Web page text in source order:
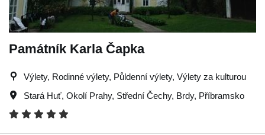
Památník Karla Čapka
Výlety, Rodinné výlety, Půldenní výlety, Výlety za kulturou
Stará Huť, Okolí Prahy, Střední Čechy, Brdy, Příbramsko